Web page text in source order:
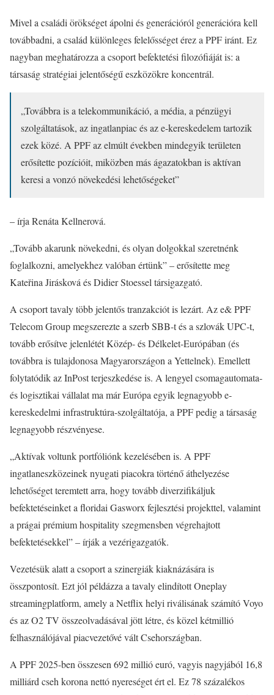
Mivel a családi örökséget ápolni és generációról generációra kell
továbbadni, a család különleges felelősséget érez a PPF iránt. Ez
nagyban meghatározza a csoport befektetési filozófiáját is: a
társaság stratégiai jelentőségű eszközökre koncentrál.
„Továbbra is a telekommunikáció, a média, a pénzügyi
szolgáltatások, az ingatlanpiac és az e-kereskedelem tartozik
ezek közé. A PPF az elmúlt években mindegyik területen
erősítette pozícióit, miközben más ágazatokban is aktívan
keresi a vonzó növekedési lehetőségeket”
– írja Renáta Kellnerová.
„Tovább akarunk növekedni, és olyan dolgokkal szeretnénk
foglalkozni, amelyekhez valóban értünk” – erősítette meg
Kateřina Jirásková és Didier Stoessel társigazgató.
A csoport tavaly több jelentős tranzakciót is lezárt. Az e& PPF
Telecom Group megszerezte a szerb SBB-t és a szlovák UPC-t,
tovább erősítve jelenlétét Közép- és Délkelet-Európában (és
továbbra is tulajdonosa Magyarországon a Yettelnek). Emellett
folytatódik az InPost terjeszkedése is. A lengyel csomagautomata-
és logisztikai vállalat ma már Európa egyik legnagyobb e-
kereskedelmi infrastruktúra-szolgáltatója, a PPF pedig a társaság
legnagyobb részvényese.
„Aktívak voltunk portfóliónk kezelésében is. A PPF
ingatlaneszközeinek nyugati piacokra történő áthelyezése
lehetőséget teremtett arra, hogy tovább diverzifikáljuk
befektetéseinket a floridai Gasworx fejlesztési projekttel, valamint
a prágai prémium hospitality szegmensben végrehajtott
befektetésekkel” – írják a vezérigazgatók.
Vezetésük alatt a csoport a szinergiák kiaknázására is
összpontosít. Ezt jól példázza a tavaly elindított Oneplay
streamingplatform, amely a Netflix helyi riválisának számító Voyo
és az O2 TV összeolvadásával jött létre, és közel kétmillió
felhasználójával piacvezetővé vált Csehországban.
A PPF 2025-ben összesen 692 millió euró, vagyis nagyjából 16,8
milliárd cseh korona nettó nyereséget ért el. Ez 78 százalékos